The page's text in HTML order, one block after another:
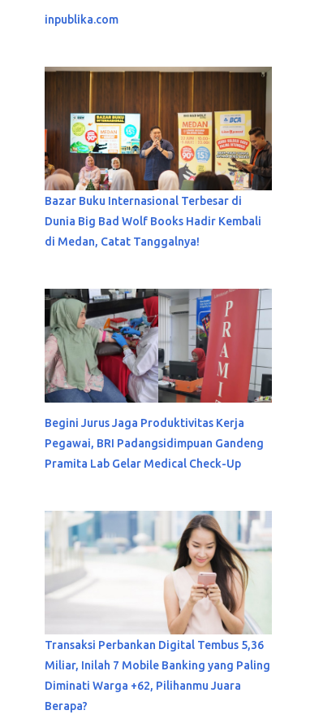
inpublika.com
Bazar Buku Internasional Terbesar di
Dunia Big Bad Wolf Books Hadir Kembali
di Medan, Catat Tanggalnya!
Begini Jurus Jaga Produktivitas Kerja
Pegawai, BRI Padangsidimpuan Gandeng
Pramita Lab Gelar Medical Check-Up
Transaksi Perbankan Digital Tembus 5,36
Miliar, Inilah 7 Mobile Banking yang Paling
Diminati Warga +62, Pilihanmu Juara
Berapa?